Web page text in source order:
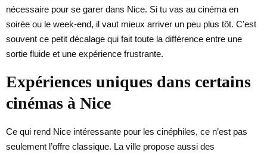
nécessaire pour se garer dans Nice. Si tu vas au cinéma en
soirée ou le week-end, il vaut mieux arriver un peu plus tôt. C’est
souvent ce petit décalage qui fait toute la différence entre une
sortie fluide et une expérience frustrante.
Expériences uniques dans certains
cinémas à Nice
Ce qui rend Nice intéressante pour les cinéphiles, ce n’est pas
seulement l’offre classique. La ville propose aussi des